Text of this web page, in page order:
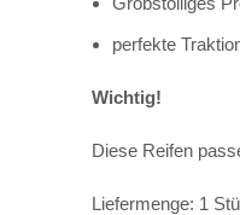
perfekte
Wichtig!
Diese Reifen
Liefermenge: 1